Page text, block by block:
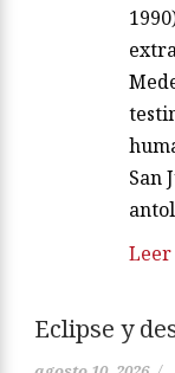
San
Leer
Eclipse y